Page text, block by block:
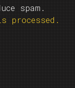
spam.
processed.